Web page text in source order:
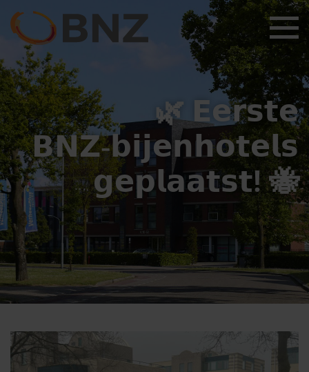
🌿 𝗘𝗲𝗿𝘀𝘁𝗲
𝗕𝗡𝗭‑𝗯𝗶𝗷𝗲𝗻𝗵𝗼𝘁𝗲𝗹𝘀
𝗴𝗲𝗽𝗹𝗮𝗮𝘁𝘀𝘁! 🐝
Wie zijn wij
Ondernemers Klankbord
Leden
Bijeenkomsten
Lid worden